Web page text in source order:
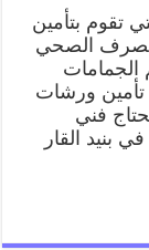
تقوم بتأمين
الصحي
تأمين ورشات
فني
القار